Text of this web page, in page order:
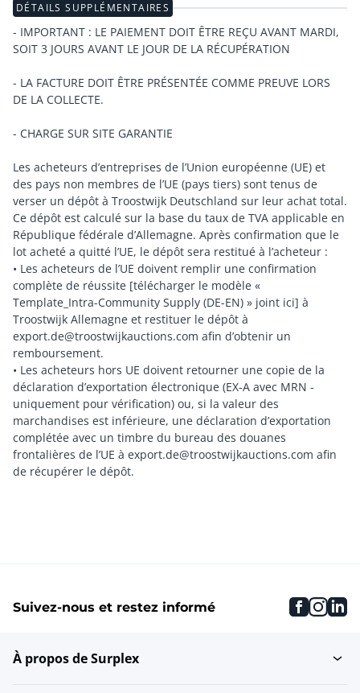
DÉTAILS SUPPLÉMENTAIRES
- IMPORTANT : LE PAIEMENT DOIT ÊTRE REÇU AVANT MARDI,
SOIT 3 JOURS AVANT LE JOUR DE LA RÉCUPÉRATION
- LA FACTURE DOIT ÊTRE PRÉSENTÉE COMME PREUVE LORS
DE LA COLLECTE.
- CHARGE SUR SITE GARANTIE
Les acheteurs d’entreprises de l’Union européenne (UE) et
des pays non membres de l’UE (pays tiers) sont tenus de
verser un dépôt à Troostwijk Deutschland sur leur achat total.
Ce dépôt est calculé sur la base du taux de TVA applicable en
République fédérale d’Allemagne. Après confirmation que le
lot acheté a quitté l’UE, le dépôt sera restitué à l’acheteur :
• Les acheteurs de l’UE doivent remplir une confirmation
complète de réussite [télécharger le modèle «
Template_Intra-Community Supply (DE-EN) » joint ici] à
Troostwijk Allemagne et restituer le dépôt à
export.de@troostwijkauctions.com afin d’obtenir un
remboursement.
• Les acheteurs hors UE doivent retourner une copie de la
déclaration d’exportation électronique (EX-A avec MRN -
uniquement pour vérification) ou, si la valeur des
marchandises est inférieure, une déclaration d’exportation
complétée avec un timbre du bureau des douanes
frontalières de l’UE à export.de@troostwijkauctions.com afin
Suivez-nous et restez informé
À propos de Surplex